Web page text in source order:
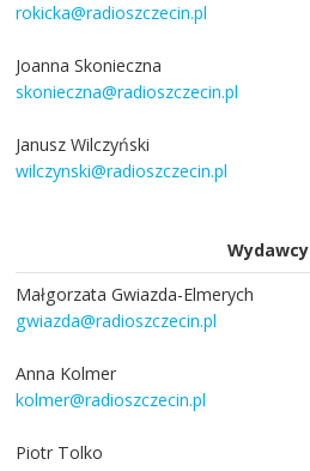
rokicka@radioszczecin.pl
Joanna Skonieczna
skonieczna@radioszczecin.pl
Janusz Wilczyński
wilczynski@radioszczecin.pl
Wydawcy
Małgorzata Gwiazda-Elmerych
gwiazda@radioszczecin.pl
Anna Kolmer
kolmer@radioszczecin.pl
Piotr Tolko